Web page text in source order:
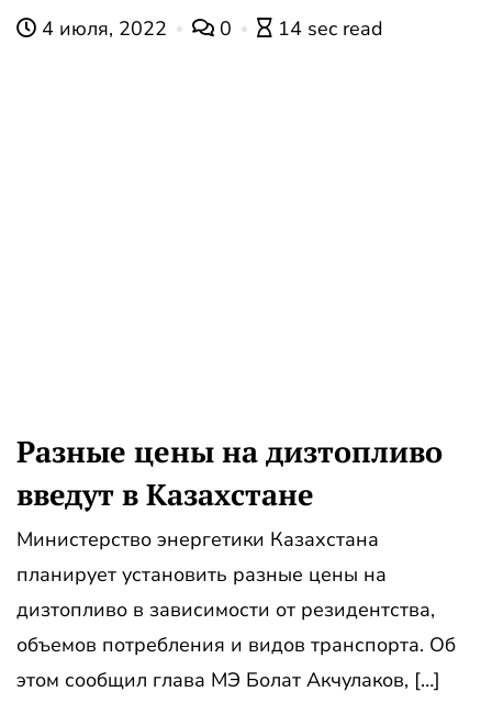
4 июля, 2022 0 14 sec read
Разные цены на дизтопливо
введут в Казахстане
Министерство энергетики Казахстана
планирует установить разные цены на
дизтопливо в зависимости от резидентства,
объемов потребления и видов транспорта. Об
этом сообщил глава МЭ Болат Акчулаков, […]